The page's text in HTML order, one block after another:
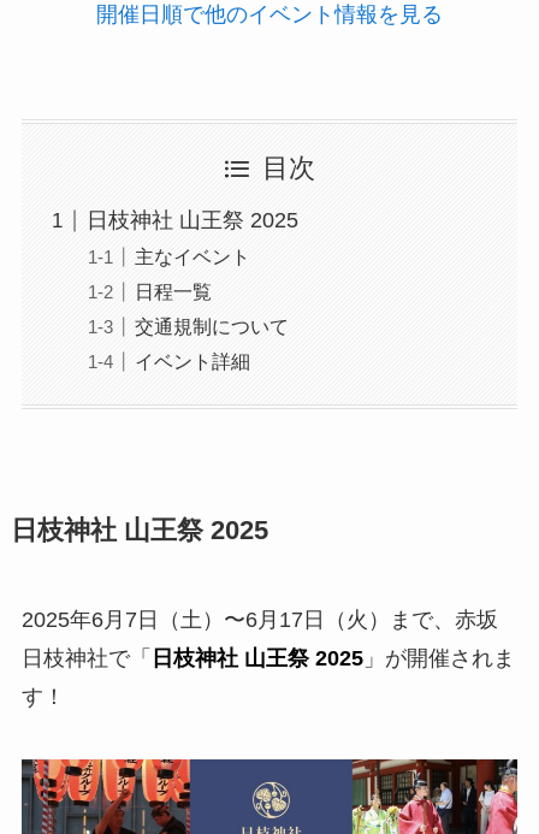
開催日順で他のイベント情報を見る
目次
日枝神社 山王祭 2025
主なイベント
日程一覧
交通規制について
イベント詳細
日枝神社 山王祭 2025
2025年6月7日（土）〜6月17日（火）まで、赤坂
日枝神社で「 日枝神社 山王祭 2025」が開催されま
す！